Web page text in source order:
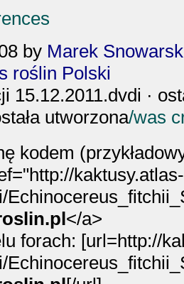
by Marek
roślin Polski
15.12.2011.dvdi ·
utworzona/was
kodem
kaktusy.atlas-
</a>
forach: [url=http://